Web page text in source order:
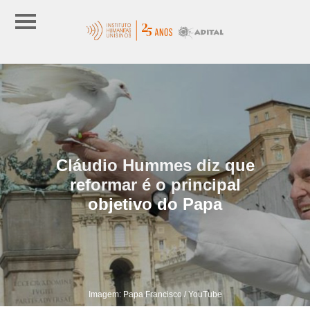
Cláudio Hummes diz que
reformar é o principal
objetivo do Papa
Imagem: Papa Francisco / YouTube